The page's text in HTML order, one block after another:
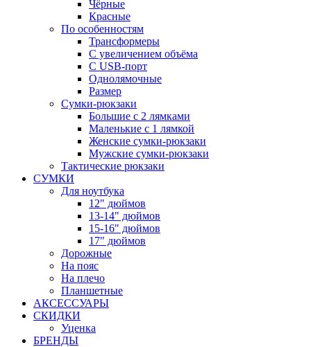
Чёрные
Красные
По особенностям
Трансформеры
С увеличением объёма
С USB-порт
Однолямочные
Размер
Сумки-рюкзаки
Большие с 2 лямками
Маленькие с 1 лямкой
Женские сумки-рюкзаки
Мужские сумки-рюкзаки
Тактические рюкзаки
СУМКИ
Для ноутбука
12" дюймов
13-14" дюймов
15-16" дюймов
17" дюймов
Дорожные
На пояс
На плечо
Планшетные
АКСЕССУАРЫ
СКИДКИ
Уценка
БРЕНДЫ